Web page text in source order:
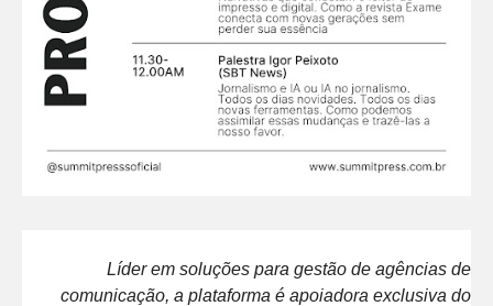
Líder em soluções para gestão de agências de
comunicação, a plataforma é apoiadora exclusiva do